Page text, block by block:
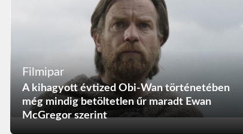
Filmipar
A kihagyott évtized Obi-Wan történetében
még mindig betöltetlen űr maradt Ewan
McGregor szerint